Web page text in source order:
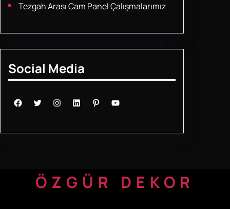
Tezgah Arası Cam Panel Çalışmalarımız
Social Media
Facebook Twitter Instagram LinkedIn Pinterest YouTube
ÖZGÜR DEKOR